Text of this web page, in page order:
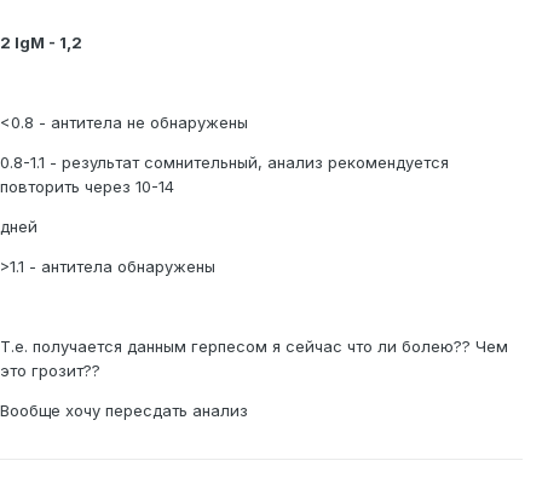
2 IgM - 1,2
<0.8 - антитела не обнаружены
0.8-1.1 - результат сомнительный, анализ рекомендуется
повторить через 10-14
дней
>1.1 - антитела обнаружены
Т.е. получается данным герпесом я сейчас что ли болею?? Чем
это грозит??
Вообще хочу пересдать анализ